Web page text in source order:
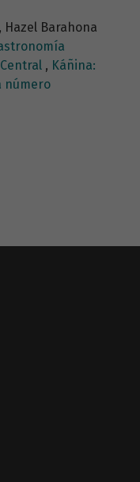
Hazel Barahona
, Káñina:
número